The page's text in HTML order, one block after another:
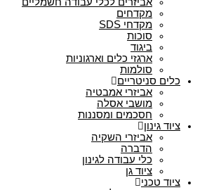
מקדחים
מקדחי SDS
סוכות
ביגוד
ארגזי כלים וארגוניות
סולמות
כלים סניטריים
אביזרי אמבטיה
מושבי אסלה
חסכמים ומסננות
ציוד גינון
אביזרי השקיה
הדברה
כלי עבודה לגינון
ציוד גן
ציוד טכני